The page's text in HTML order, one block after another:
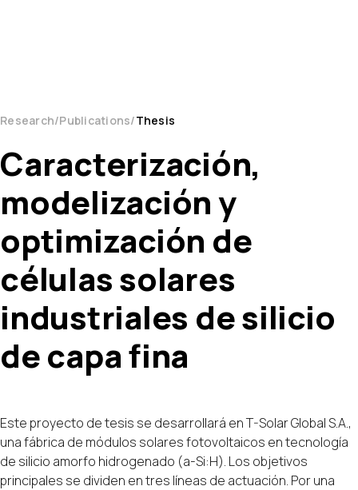
Research Publications Thesis
Caracterización,
modelización y
optimización de
células solares
industriales de silicio
de capa fina
Este proyecto de tesis se desarrollará en T-Solar Global S.A.,
una fábrica de módulos solares fotovoltaicos en tecnología
de silicio amorfo hidrogenado (a-Si:H). Los objetivos
principales se dividen en tres líneas de actuación. Por una